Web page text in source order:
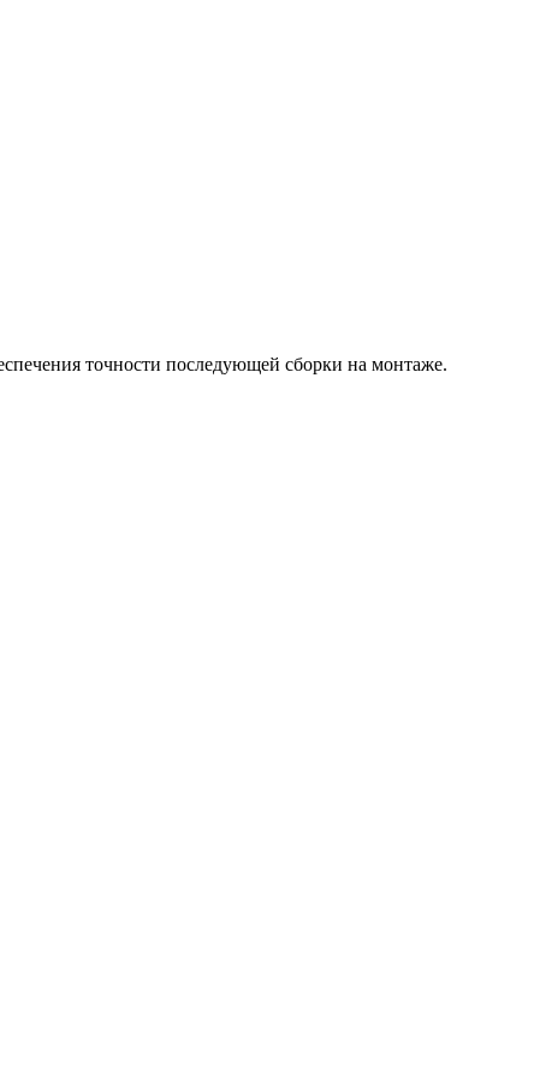
точности последующей сборки на монтаже.